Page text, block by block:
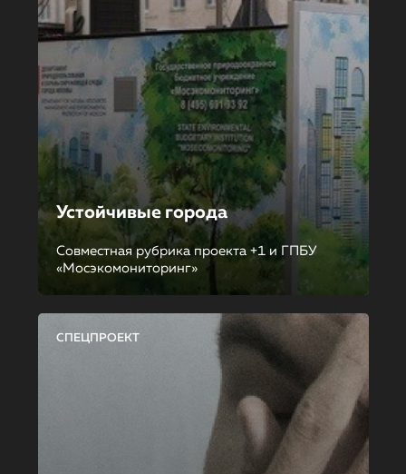
Устойчивые города
Совместная рубрика проекта +1 и ГПБУ
«Мосэкомониторинг»
СПЕЦПРОЕКТ